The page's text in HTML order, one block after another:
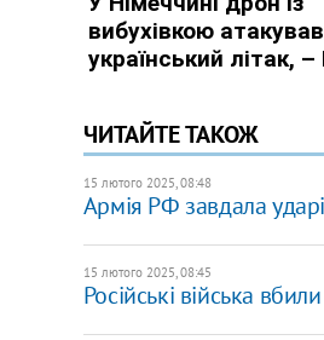
ЧИТАЙТЕ ТАКОЖ
15 лютого 2025, 08:48
Армія РФ завдала
15 лютого 2025, 08:45
Російські війська